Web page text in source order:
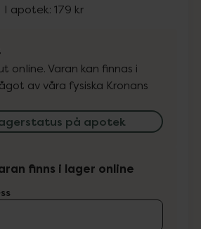
I apotek: 179 kr
online. Varan kan finnas i
av våra fysiska Kronans
på apotek
finns i lager online